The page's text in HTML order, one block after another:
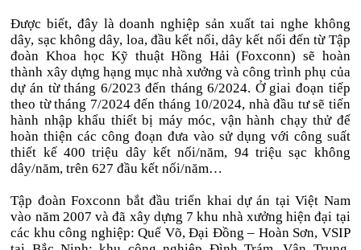
Được biết, đây là doanh nghiệp sản xuất tai nghe không
dây, sạc không dây, loa, đầu kết nối, dây kết nối đến từ Tập
đoàn Khoa học Kỹ thuật Hồng Hải (Foxconn) sẽ hoàn
thành xây dựng hạng mục nhà xưởng và công trình phụ của
dự án từ tháng 6/2023 đến tháng 6/2024. Ở giai đoạn tiếp
theo từ tháng 7/2024 đến tháng 10/2024, nhà đầu tư sẽ tiến
hành nhập khẩu thiết bị máy móc, vận hành chạy thử để
hoàn thiện các công đoạn đưa vào sử dụng với công suất
thiết kế 400 triệu dây kết nối/năm, 94 triệu sạc không
dây/năm, trên 627 đầu kết nối/năm…
Tập đoàn Foxconn bắt đầu triển khai dự án tại Việt Nam
vào năm 2007 và đã xây dựng 7 khu nhà xưởng hiện đại tại
các khu công nghiệp: Quế Võ, Đại Đồng – Hoàn Sơn, VSIP